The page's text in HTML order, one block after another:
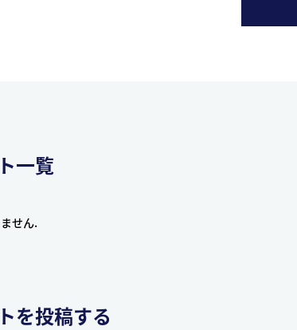
一覧
せん.
を投稿する